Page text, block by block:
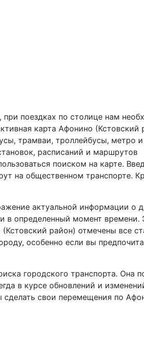
поездках по столице нам
карта Афонино (Кстовский
трамваи, троллейбусы, метро
расписаний и маршрутов
поиском на карте.
на общественном транспорте.
актуальной информации о
в определенный момент времени.
район) отмечены все
особенно если вы
городского транспорта. Она
в курсе обновлений и
сделать свои перемещения по